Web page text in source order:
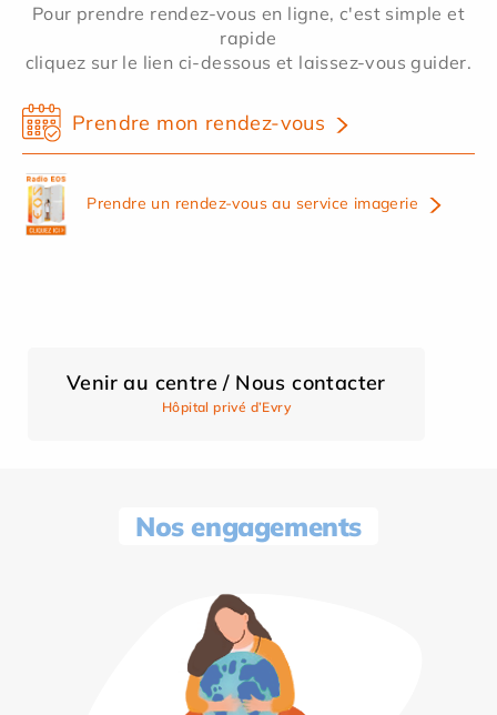
Pour prendre rendez-vous en ligne, c'est simple et
rapide
cliquez sur le lien ci-dessous et laissez-vous guider.
Prendre mon rendez-vous
Prendre un rendez-vous au service imagerie
Venir au centre / Nous contacter
Hôpital privé d’Evry
Nos engagements